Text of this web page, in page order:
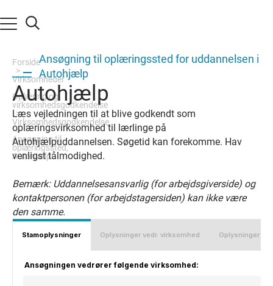
Forside
Virksomheder
Oplæring og
virksomhedsgodkendelse
Virksomhedsgodkendelse
Ansøgning til
oplæringssted,
Autohjælp
Ansøgning til oplæringssted for uddannelsen i
Autohjælp
Autohjælp
Læs vejledningen til at blive godkendt som
oplæringsvirksomhed til lærlinge på
Autohjælpuddannelsen. Søgetid kan forekomme. Hav
venligst tålmodighed.
Bemærk: Uddannelsesansvarlig (for arbejdsgiverside) og
kontaktpersonen (for arbejdstagersiden) kan ikke være
den samme.